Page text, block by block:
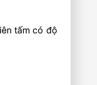
tấm có độ